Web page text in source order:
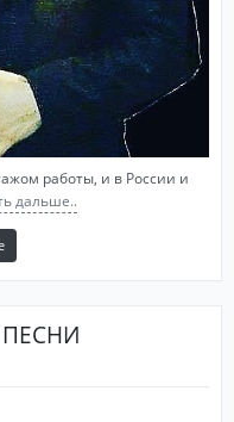
работы, и в России и
дальше..